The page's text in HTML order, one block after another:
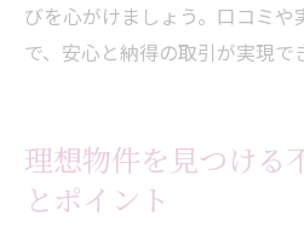
びを心がけましょう。口コミや
で、安心と納得の取引が実現で
理想物件を見つける
とポイント